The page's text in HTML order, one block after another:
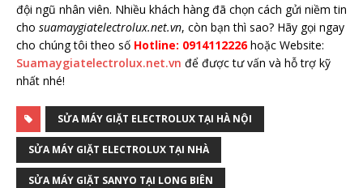
đội ngũ nhân viên. Nhiều khách hàng đã chọn cách gửi niềm tin
cho suamaygiatelectrolux.net.vn, còn bạn thì sao? Hãy gọi ngay
cho chúng tôi theo số Hotline: 0914112226 hoặc Website:
Suamaygiatelectrolux.net.vn để được tư vấn và hỗ trợ kỹ
nhất nhé!
SỬA MÁY GIẶT ELECTROLUX TẠI HÀ NỘI
SỬA MÁY GIẶT ELECTROLUX TẠI NHÀ
SỬA MÁY GIẶT SANYO TẠI LONG BIÊN